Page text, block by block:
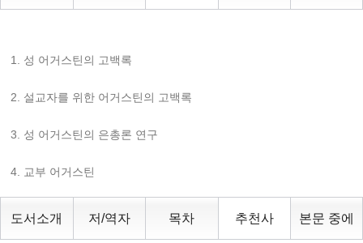
1. 성 어거스틴의 고백록
2. 설교자를 위한 어거스틴의 고백록
3. 성 어거스틴의 은총론 연구
4. 교부 어거스틴
도서소개 저/역자 목차 추천사 본문 중에